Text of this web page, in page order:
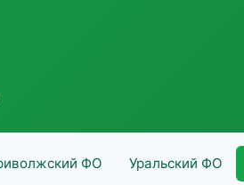
ФО Уральский ФО